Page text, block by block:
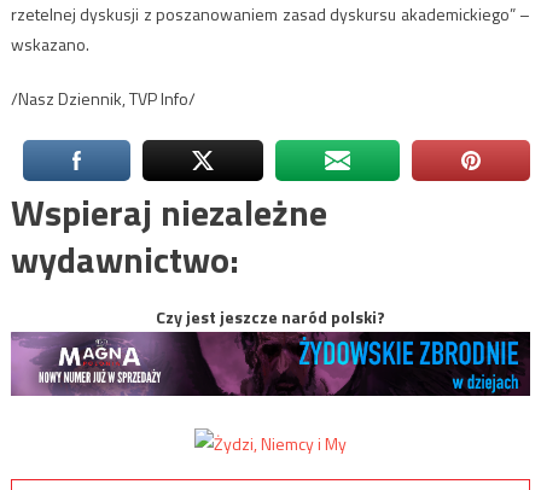
rzetelnej dyskusji z poszanowaniem zasad dyskursu akademickiego” –
wskazano.
/Nasz Dziennik, TVP Info/
Wspieraj niezależne
wydawnictwo:
Czy jest jeszcze naród polski?